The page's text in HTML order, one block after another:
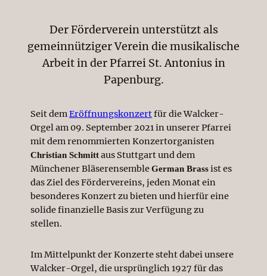
Der Förderverein unterstützt als
gemeinnütziger Verein die musikalische
Arbeit in der Pfarrei St. Antonius in
Papenburg.
Seit demEröffnungskonzertfür die Walcker-
Orgel am 09. September 2021 in unserer Pfarrei
mit dem renommierten Konzertorganisten
Christian Schmittaus Stuttgart und dem
Münchener BläserensembleGerman Brassist es
das Ziel des Fördervereins, jeden Monat ein
besonderes Konzert zu bieten und hierfür eine
solide finanzielle Basis zur Verfügung zu
stellen.
Im Mittelpunkt der Konzerte steht dabei unsere
Walcker-Orgel, die ursprünglich 1927 für das